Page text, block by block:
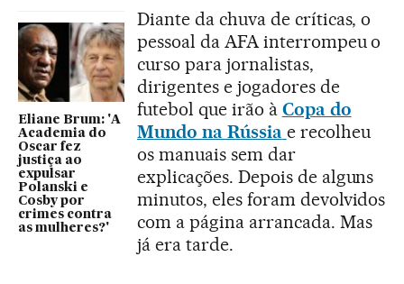
Eliane Brum: 'A
Academia do
Oscar fez
justiça ao
expulsar
Polanski e
Cosby por
crimes contra
as mulheres?'
Diante da chuva de críticas, o
pessoal da AFA interrompeu o
curso para jornalistas,
dirigentes e jogadores de
futebol que irão à Copa do
Mundo na Rússia e recolheu
os manuais sem dar
explicações. Depois de alguns
minutos, eles foram devolvidos
com a página arrancada. Mas
já era tarde.